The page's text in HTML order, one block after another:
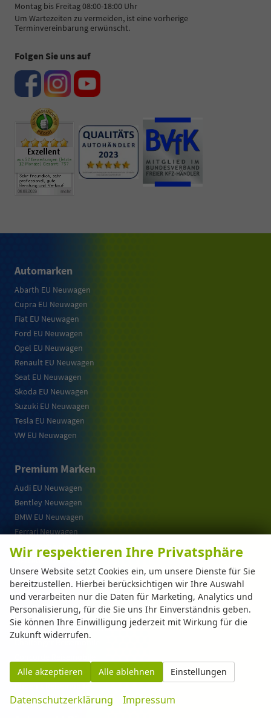
Montag bis Freitag 08:00-18:00 Uhr
Um Wartezeiten zu vermeiden, ist eine vorherige
Terminvereinbarung erwünscht.
Folgen Sie uns auf
Automarken
Abarth EU Neuwagen
Cupra EU Neuwagen
Fiat EU Neuwagen
Ford EU Neuwagen
Opel EU Neuwagen
Renault EU Neuwagen
Seat EU Neuwagen
Skoda EU Neuwagen
Suzuki EU Neuwagen
Tesla EU Neuwagen
VW EU Neuwagen
Premium Marken
Audi EU Neuwagen
Bentley Neuwagen
BMW EU Neuwagen
Ferrari Neuwagen
Lamborghini Neuwagen
Mercedes Neuwagen
Porsche Neuwagen
Reisemobile & Camper
Campervans | VW California & Co.
Morelo Reisemobile
Phoenix Reisemobile
Wir respektieren Ihre Privatsphäre
Unsere Website setzt Cookies ein, um unsere Dienste für Sie
bereitzustellen. Hierbei berücksichtigen wir Ihre Auswahl
und verarbeiten nur die Daten für Marketing, Analytics und
Personalisierung, für die Sie uns Ihr Einverständnis geben.
Sie können Ihre Einwilligung jederzeit mit Wirkung für die
Zukunft widerrufen.
Alle akzeptieren Alle ablehnen Einstellungen
Datenschutzerklärung Impressum